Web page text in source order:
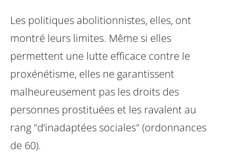
Les politiques abolitionnistes, elles, ont
montré leurs limites. Même si elles
permettent une lutte efficace contre le
proxénétisme, elles ne garantissent
malheureusement pas les droits des
personnes prostituées et les ravalent au
rang "d’inadaptées sociales" (ordonnances
de 60).